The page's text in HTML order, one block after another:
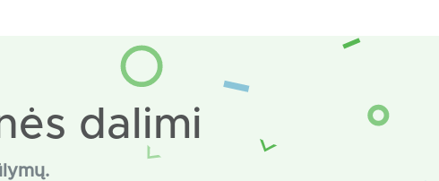
dalimi